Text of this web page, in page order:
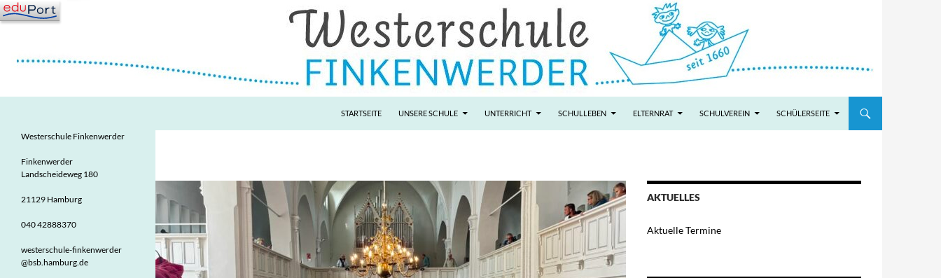
Zum
Inhalt
STARTSEITE UNSERE SCHULE UNTERRICHT SCHULLEBEN ELTERNRAT SCHULVEREIN SCHÜLERSEITE
AKTUELLES
Aktuelle Termine
Grundschule in Finkenwerder
Westerschule Finkenwerder
Finkenwerder
Landscheideweg 180
21129 Hamburg
040 42888370
westerschule-finkenwerder
@bsb.hamburg.de